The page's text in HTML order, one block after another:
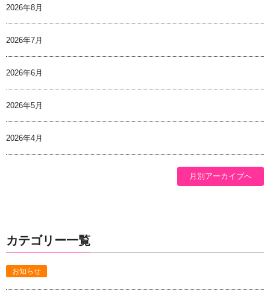
2026年8月
2026年7月
2026年6月
2026年5月
2026年4月
月別アーカイブへ
カテゴリー一覧
お知らせ